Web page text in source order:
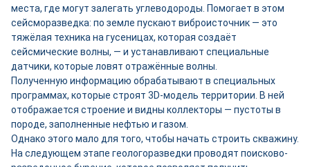
места, где могут залегать углеводороды. Помогает в этом
сейсморазведка: по земле пускают виброисточник — это
тяжёлая техника на гусеницах, которая создаёт
сейсмические волны, — и устанавливают специальные
датчики, которые ловят отражённые волны.
Полученную информацию обрабатывают в специальных
программах, которые строят 3D-модель территории. В ней
отображается строение и видны коллекторы — пустоты в
породе, заполненные нефтью и газом.
Однако этого мало для того, чтобы начать строить скважину.
На следующем этапе геологоразведки проводят поисково-